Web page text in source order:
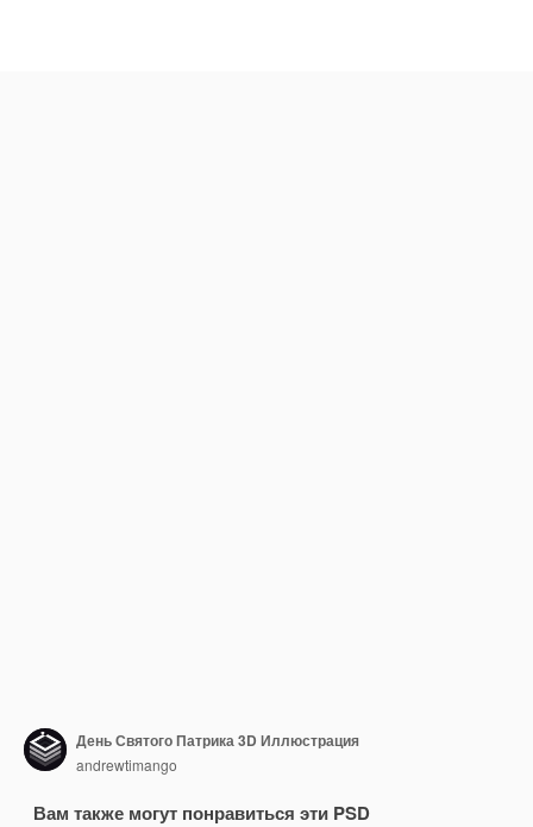
День Святого Патрика 3D Иллюстрация
andrewtimango
Вам также могут понравиться эти PSD